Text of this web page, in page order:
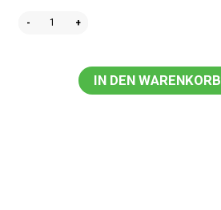
Quantity
IN DEN WARENKORB